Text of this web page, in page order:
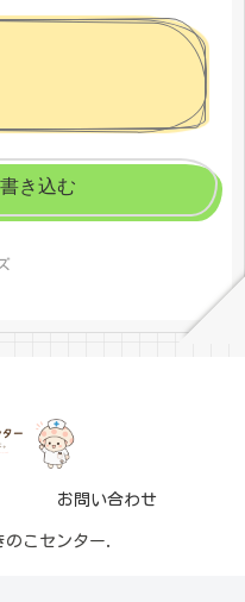
き込む
お問い合わせ
こセンター.